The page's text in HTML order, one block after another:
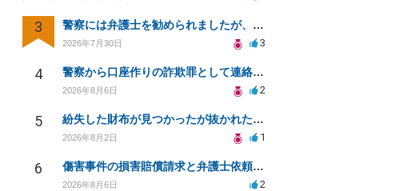
3 警察には弁護士を勧められましたが、費用対効果で依頼をすることを躊躇しています。
2026年7月30日 3
4 警察から口座作りの詐欺罪として連絡が来ました。
2026年8月6日 2
5 紛失した財布が見つかったが抜かれた現金について
2026年8月2日 1
6 傷害事件の損害賠償請求と弁護士依頼の必要性について
2026年8月6日 2